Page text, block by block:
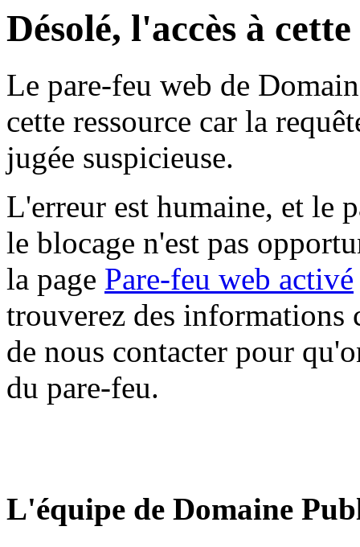
Désolé, l'accès à
Le pare-feu web de
cette ressource car la
jugée suspicieuse.
L'erreur est humaine, et le
le blocage n'est pas
la page Pare-feu web activé
trouverez des informations
de nous contacter pour
du pare-feu.
L'équipe de Domaine